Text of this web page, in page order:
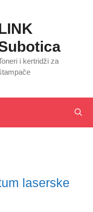
i kertridži za
laserske